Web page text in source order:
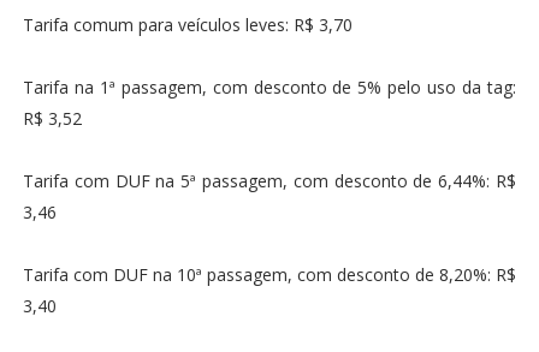
Tarifa comum para veículos leves: R$ 3,70
Tarifa na 1ª passagem, com desconto de 5% pelo uso da tag:
R$ 3,52
Tarifa com DUF na 5ª passagem, com desconto de 6,44%: R$
3,46
Tarifa com DUF na 10ª passagem, com desconto de 8,20%: R$
3,40